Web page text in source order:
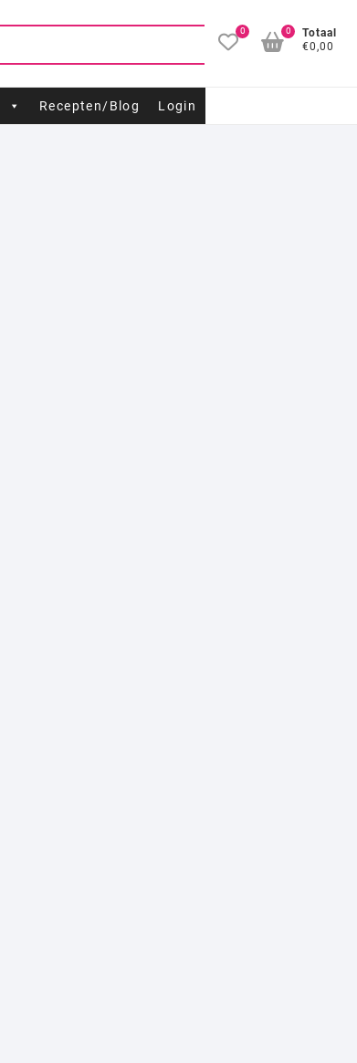
0
Totaal
€0,00
0
Recepten/Blog Login